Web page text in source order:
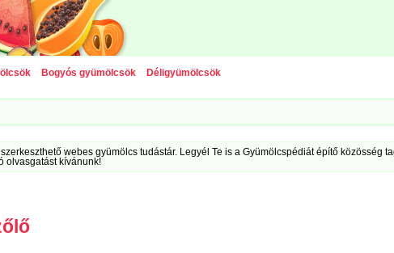
Bogyós gyümölcsök Déligyümölcsök
webes gyümölcs tudástár. Legyél Te is a Gyümölcspédiát építő közösség
olvasgatást kívánunk!